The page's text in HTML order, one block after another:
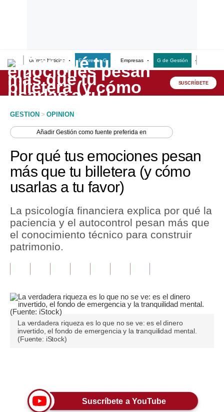
Últimas Noticias Empresas G Empresas G de Gestión
Lo último
Peru Quiosco
Economía
Mercados
Política
Tu Dinero
Finanzas Personales
Plus G
Opinión
Editorial
Tendencias
SUSCRÍBETE
GESTION > OPINION
AñadirGestión como fuente preferida en
Por qué tus emociones pesan
más que tu billetera (y cómo
usarlas a tu favor)
La psicología financiera explica por qué la
paciencia y el autocontrol pesan más que
el conocimiento técnico para construir
patrimonio.
La verdadera riqueza es lo que no se ve: es el dinero
invertido, el fondo de emergencia y la tranquilidad mental.
(Fuente: iStock)
Suscríbete a YouTube